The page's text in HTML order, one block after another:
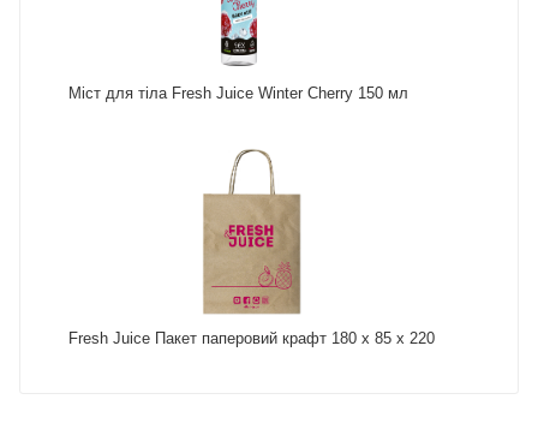
Міст для тіла Fresh Juice Winter Cherry 150 мл
Fresh Juice Пакет паперовий крафт 180 х 85 х 220